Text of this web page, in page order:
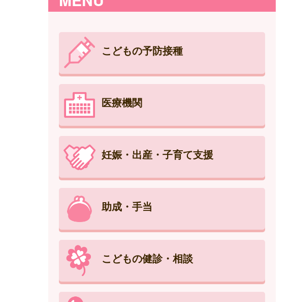
こどもの予防接種
医療機関
妊娠・出産・子育て支援
助成・手当
こどもの健診・相談